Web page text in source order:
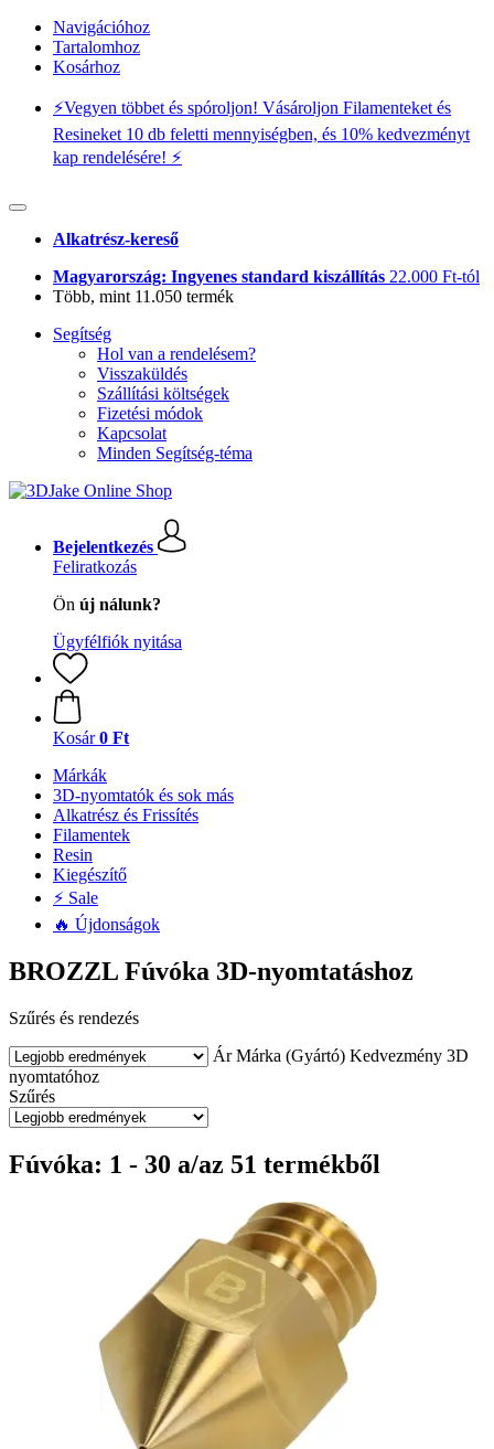
Navigációhoz
Tartalomhoz
Kosárhoz
⚡️Vegyen többet és spóroljon! Vásároljon Filamenteket és
Resineket 10 db feletti mennyiségben, és 10% kedvezményt
kap rendelésére! ⚡️
Alkatrész-kereső
Magyarország: Ingyenes standard kiszállítás 22.000 Ft-tól
Több, mint 11.050 termék
Segítség
Hol van a rendelésem?
Visszaküldés
Szállítási költségek
Fizetési módok
Kapcsolat
Minden Segítség-téma
Bejelentkezés
Feliratkozás
Ön új nálunk?
Ügyfélfiók nyitása
Kosár 0 Ft
Márkák
3D-nyomtatók és sok más
Alkatrész és Frissítés
Filamentek
Resin
Kiegészítő
⚡ Sale
🔥 Újdonságok
BROZZL Fúvóka 3D-nyomtatáshoz
Szűrés és rendezés
Ár Márka (Gyártó) Kedvezmény 3D
nyomtatóhoz
Szűrés
Fúvóka: 1 - 30 a/az 51 termékből